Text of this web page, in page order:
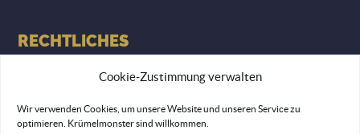
Cookie-Zustimmung verwalten
Wir verwenden Cookies, um unsere Website und unseren Service zu
optimieren. Krümelmonster sind willkommen.
RECHTLICHES